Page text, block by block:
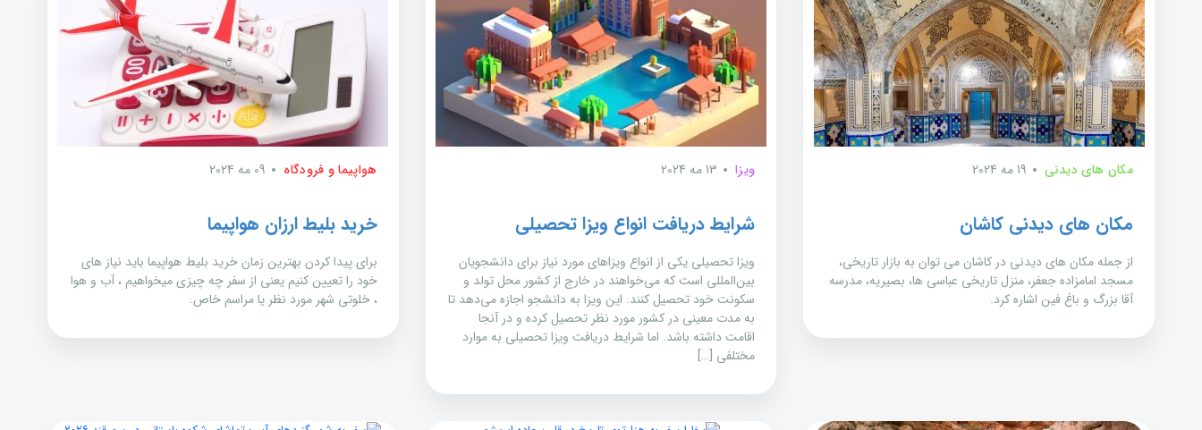
مکان های دیدنی 19 مه 2024
مکان های دیدنی کاشان
از جمله مکان های دیدنی در کاشان می توان به بازار تاریخی،
مسجد امامزاده جعفر، منزل تاریخی عباسی ها، بصیریه، مدرسه
آقا بزرگ و باغ فین اشاره کرد.
ویزا 13 مه 2024
شرایط دریافت انواع ویزا تحصیلی
ویزا تحصیلی یکی از انواع ویزاهای مورد نیاز برای دانشجویان
بین‌المللی است که می‌خواهند در خارج از کشور محل تولد و
سکونت خود تحصیل کنند. این ویزا به دانشجو اجازه می‌دهد تا
به مدت معینی در کشور مورد نظر تحصیل کرده و در آنجا
اقامت داشته باشد. اما شرایط دریافت ویزا تحصیلی به موارد
مختلفی […]
هواپیما و فرودگاه 09 مه 2024
خرید بلیط ارزان هواپیما
برای پیدا کردن بهترین زمان خرید بلیط هواپیما باید نیاز های
خود را تعیین کنیم یعنی از سفر چه چیزی میخواهیم ، آب و هوا
، خلوتی شهر مورد نظر یا مراسم خاص.